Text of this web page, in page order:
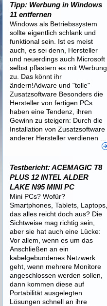
Tipp: Werbung in Windows
11 entfernen
Windows als Betriebssystem
sollte eigentlich schlank und
funktional sein. Ist es meist
auch, es sei denn, Hersteller
und neuerdings auch Microsoft
selbst pflastern es mit Werbung
zu. Das könnt ihr
ändern!Adware und "tolle"
Zusatzsoftware Besonders die
Hersteller von fertigen PCs
haben eine Tendenz, ihren
Gewinn zu steigern: Durch die
Installation von Zusatzsoftware
anderer Hersteller verdienen ...
Testbericht: ACEMAGIC T8
PLUS 12 INTEL ALDER
LAKE N95 MINI PC
Mini PCs? Wofür?
Smartphones, Tablets, Laptops,
das alles reicht doch aus? Die
Sichtweise mag richtig sein,
aber sie hat auch eine Lücke:
Vor allem, wenn es um das
Anschließen an ein
kabelgebundenes Netzwerk
geht, wenn mehrere Monitore
angeschlossen werden sollen,
dann kommen diese auf
Portabilität ausgelegten
Lösungen schnell an ihre